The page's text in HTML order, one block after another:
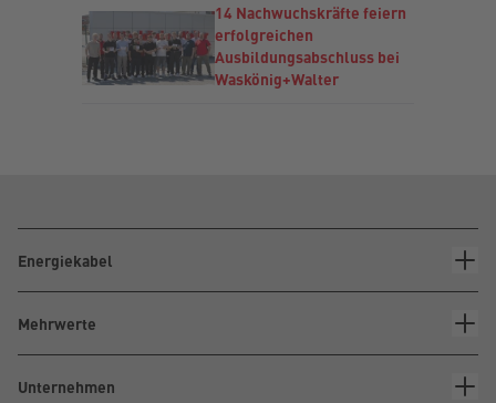
14 Nachwuchskräfte feiern
erfolgreichen
Ausbildungsabschluss bei
Waskönig+Walter
Energiekabel
Mehrwerte
Unternehmen